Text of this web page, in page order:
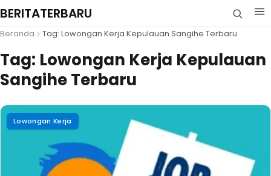
BERITATERBARU
Beranda Tag: Lowongan Kerja Kepulauan Sangihe Terbaru
Tag: Lowongan Kerja Kepulauan
Sangihe Terbaru
Lowongan Kerja